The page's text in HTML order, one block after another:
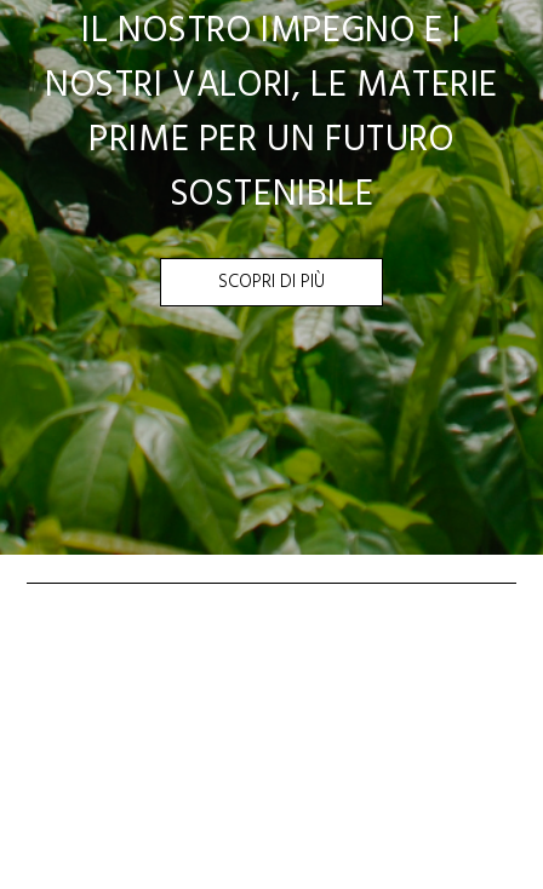
IL NOSTRO IMPEGNO E I
NOSTRI VALORI, LE MATERIE
PRIME PER UN FUTURO
SOSTENIBILE
SCOPRI DI PIÙ